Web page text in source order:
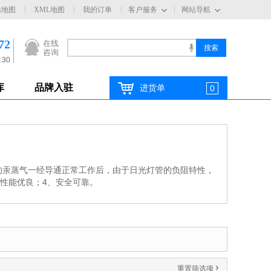
网站导航
客户服务
图 XML地图 我的订单
在线
咨询
品牌入驻 进货单 0
蒸气一经导通正常工作后，由于日光灯管的负阻特性，
能优良；4、安全可靠。
重置筛选项 '